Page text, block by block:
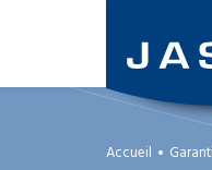
principal
Accueil